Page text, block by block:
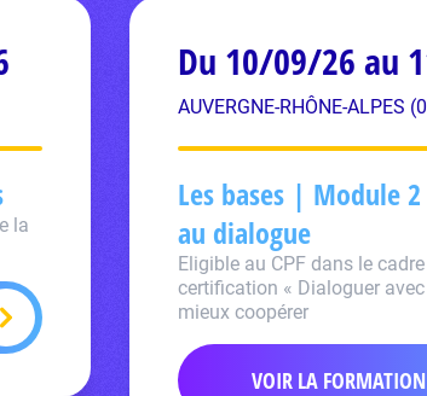
la
Du 10/09/26 au
AUVERGNE-RHÔNE-ALPES
Les bases | Module
au dialogue
Eligible au CPF dans le
certification « Dialoguer
mieux coopérer
VOIR LA FORMATION